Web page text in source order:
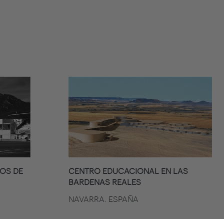
DE
CENTRO EDUCACIONAL EN LAS
BARDENAS REALES
NAVARRA. ESPAÑA